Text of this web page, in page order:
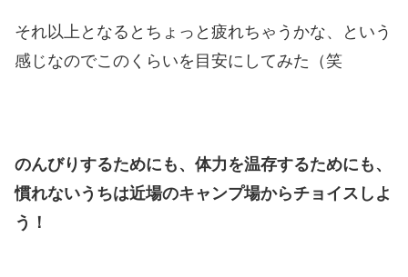
それ以上となるとちょっと疲れちゃうかな、という
感じなのでこのくらいを目安にしてみた（笑
のんびりするためにも、体力を温存するためにも、
慣れないうちは近場のキャンプ場からチョイスしよ
う！